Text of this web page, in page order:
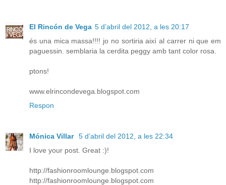
El Rincón de Vega 5 d’abril del 2012, a les 20:17
és una mica massa!!!! jo no sortiria així al carrer ni que em
paguessin. semblaria la cerdita peggy amb tant color rosa.
ptons!
www.elrincondevega.blogspot.com
Respon
Mónica Villar 5 d’abril del 2012, a les 22:34
I love your post. Great :)!
http://fashionroomlounge.blogspot.com
http://fashionroomlounge.blogspot.com